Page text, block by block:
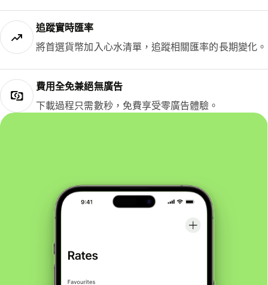
追蹤實時匯率
將首選貨幣加入心水清單，追蹤相關匯率的長期變化。
費用全免兼絕無廣告
下載過程只需數秒，免費享受零廣告體驗。